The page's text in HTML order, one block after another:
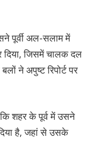
पूर्वी अल-सलाम में
दिया, जिसमें चालक दल
ने अपुष्ट रिपोर्ट पर
शहर के पूर्व में उसने
है, जहां से उसके